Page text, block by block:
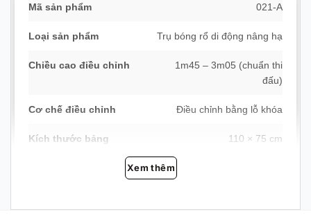
Mã sản phẩm 021-A
Loại sản phẩm Trụ bóng rổ di động nâng hạ
Chiều cao điều chỉnh
1m45 – 3m05 (chuẩn thi
đấu)
Cơ chế điều chỉnh Điều chỉnh bằng lỗ khóa
Kích thước bảng 110 × 75 cm
PET trong suốt, bản dày –
Đường kính vành rổ 45 cm (chuẩn thi đấu)
Xem thêm